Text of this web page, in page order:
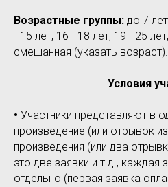
Возрастные группы: до 7
- 15 лет; 16 - 18 лет; 19 - 25
смешанная (указать возраст).
Условия
• Участники представляют в
произведение (или отрывок
произведения (или два
это две заявки и т.д., каждая
отдельно (первая заявка